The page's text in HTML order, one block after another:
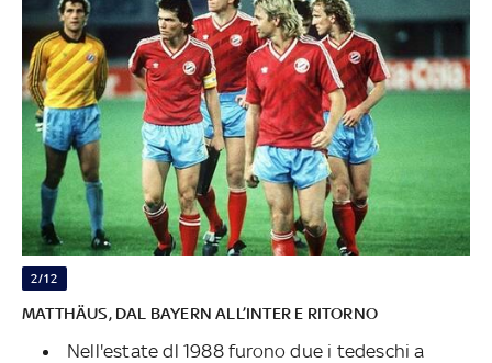
2/12
MATTHÄUS, DAL BAYERN ALL’INTER E RITORNO
Nell'estate dl 1988 furono due i tedeschi a